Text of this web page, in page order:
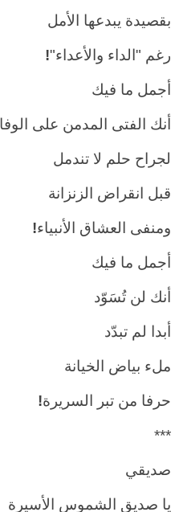
بقصيدة يبدعها الأمل
رغم "الداء والأعداء"!
أجمل ما فيك
أنك الفتى المدمن على
لجراح حلم لا تندمل
قبل انقراض الزنزانة
ومنفى العشاق الأنبياء!
أجمل ما فيك
أنك لن تُسَوّد
أبدا لم تبدّد
ملء بياض الخيانة
حرفا من تبر السريرة!
***
صديقي
يا صديق الشموس الأسيرة